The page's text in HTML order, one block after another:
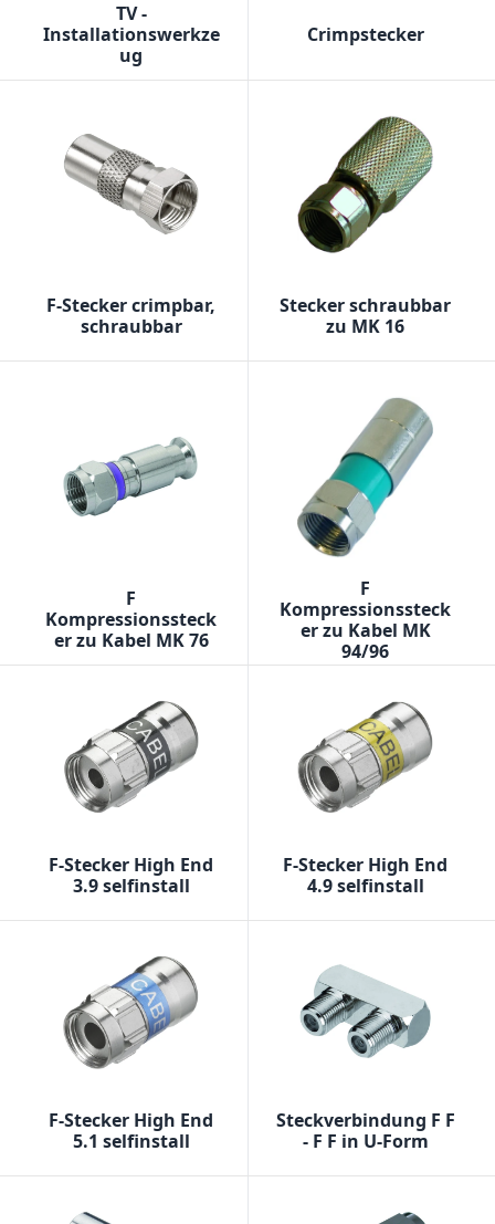
TV -
Installationswerkze
ug
Crimpstecker
F-Stecker crimpbar,
schraubbar
Stecker schraubbar
zu MK 16
F
Kompressionssteck
er zu Kabel MK 76
F
Kompressionssteck
er zu Kabel MK
94/96
F-Stecker High End
3.9 selfinstall
F-Stecker High End
4.9 selfinstall
F-Stecker High End
5.1 selfinstall
Steckverbindung F F
- F F in U-Form